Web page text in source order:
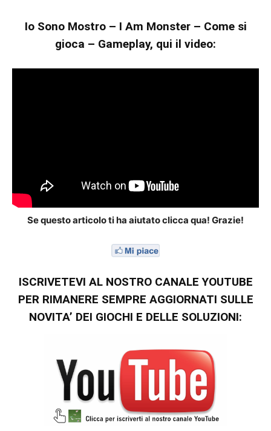
Io Sono Mostro – I Am Monster – Come si
gioca – Gameplay, qui il video:
Se questo articolo ti ha aiutato clicca qua! Grazie!
ISCRIVETEVI AL NOSTRO CANALE YOUTUBE
PER RIMANERE SEMPRE AGGIORNATI SULLE
NOVITA’ DEI GIOCHI E DELLE SOLUZIONI: